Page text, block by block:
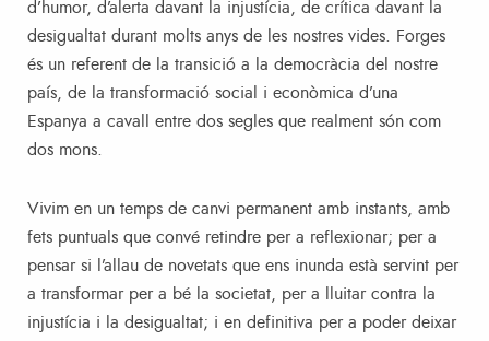
d’humor, d’alerta davant la injustícia, de crítica davant la
desigualtat durant molts anys de les nostres vides. Forges
és un referent de la transició a la democràcia del nostre
país, de la transformació social i econòmica d’una
Espanya a cavall entre dos segles que realment són com
dos mons.
Vivim en un temps de canvi permanent amb instants, amb
fets puntuals que convé retindre per a reflexionar; per a
pensar si l’allau de novetats que ens inunda està servint per
a transformar per a bé la societat, per a lluitar contra la
injustícia i la desigualtat; i en definitiva per a poder deixar